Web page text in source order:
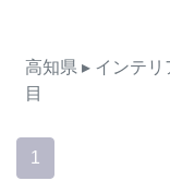
高知県 ▸ インテリ
目
1